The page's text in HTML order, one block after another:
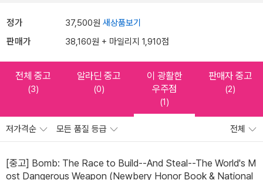
정가 37,500원 새상품보기
판매가 38,160원 + 마일리지 1,910점
전체 중고
(3)
알라딘 중고
(0)
이 광활한
우주점
(1)
판매자 중고
(2)
저가격순 모든 품질 등급 전체
[중고] Bomb: The Race to Build--And Steal--The World's M
ost Dangerous Weapon (Newbery Honor Book & National